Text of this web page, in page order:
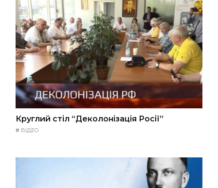
Круглий стіл “Деколонізація Росії”
# ВІДЕО